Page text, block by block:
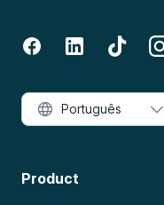
Product
Português